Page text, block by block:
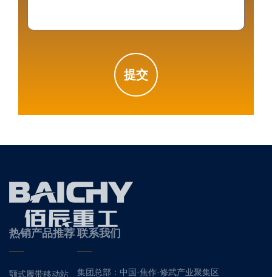
提交
热销产品推荐
颚式履带移动站
联系我们
集团总部：中国·焦作·修武产业聚集区